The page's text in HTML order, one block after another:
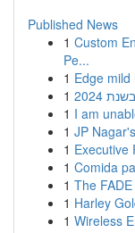
Published News
1 Custom
Pe...
1 Edge
1
2024
1 I am
1 JP
1 Executive
1 Comida
1 The
1 Harley
1 Wireless